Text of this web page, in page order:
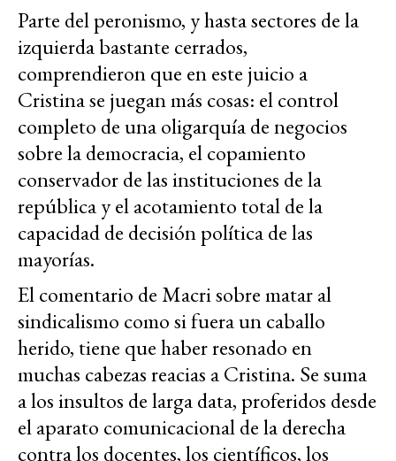
Parte del peronismo, y hasta sectores de la
izquierda bastante cerrados,
comprendieron que en este juicio a
Cristina se juegan más cosas: el control
completo de una oligarquía de negocios
sobre la democracia, el copamiento
conservador de las instituciones de la
república y el acotamiento total de la
capacidad de decisión política de las
mayorías.
El comentario de Macri sobre matar al
sindicalismo como si fuera un caballo
herido, tiene que haber resonado en
muchas cabezas reacias a Cristina. Se suma
a los insultos de larga data, proferidos desde
el aparato comunicacional de la derecha
contra los docentes, los científicos, los